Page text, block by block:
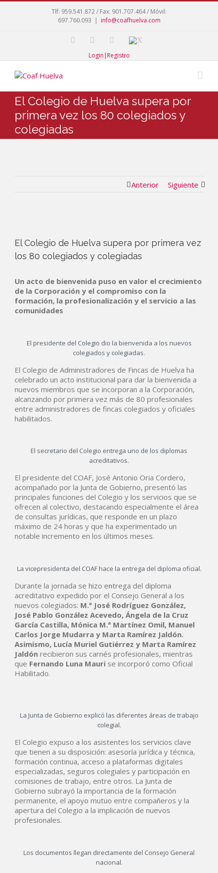
Tlf: 959.541.872 / Fax: 901.707.464 / Móvil:
697.760.093 | info@coafhuelva.com
Login|Registro
El Colegio de Huelva supera por
primera vez los 80 colegiados y
colegiadas
Anterior Siguiente
El Colegio de Huelva supera por primera vez
los 80 colegiados y colegiadas
Un acto de bienvenida puso en valor el crecimiento
de la Corporación y el compromiso con la
formación, la profesionalización y el servicio a las
comunidades
El presidente del Colegio dio la bienvenida a los nuevos
colegiados y colegiadas.
El Colegio de Administradores de Fincas de Huelva ha
celebrado un acto institucional para dar la bienvenida a
nuevos miembros que se incorporan a la Corporación,
alcanzando por primera vez más de 80 profesionales
entre administradores de fincas colegiados y oficiales
habilitados.
El secretario del Colegio entrega uno de los diplomas
acreditativos.
El presidente del COAF, José Antonio Oria Cordero,
acompañado por la Junta de Gobierno, presentó las
principales funciones del Colegio y los servicios que se
ofrecen al colectivo, destacando especialmente el área
de consultas jurídicas, que responde en un plazo
máximo de 24 horas y que ha experimentado un
notable incremento en los últimos meses.
La vicepresidenta del COAF hace la entrega del diploma oficial.
Durante la jornada se hizo entrega del diploma
acreditativo expedido por el Consejo General a los
nuevos colegiados: M.ª José Rodríguez González,
José Pablo González Acevedo, Ángela de la Cruz
García Castilla, Mónica M.ª Martínez Omil, Manuel
Carlos Jorge Mudarra y Marta Ramírez Jaldón.
Asimismo, Lucía Muriel Gutiérrez y Marta Ramírez
Jaldón recibieron sus carnés profesionales, mientras
que Fernando Luna Mauri se incorporó como Oficial
Habilitado.
La Junta de Gobierno explicó las diferentes áreas de trabajo
colegial.
El Colegio expuso a los asistentes los servicios clave
que tienen a su disposición: asesoría jurídica y técnica,
formación continua, acceso a plataformas digitales
especializadas, seguros colegiales y participación en
comisiones de trabajo, entre otros. La Junta de
Gobierno subrayó la importancia de la formación
permanente, el apoyo mutuo entre compañeros y la
apertura del Colegio a la implicación de nuevos
profesionales.
Los documentos llegan directamente del Consejo General
nacional.